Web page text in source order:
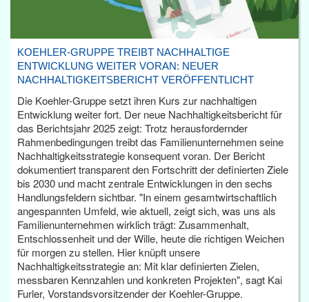
KOEHLER-GRUPPE TREIBT NACHHALTIGE
ENTWICKLUNG WEITER VORAN: NEUER
NACHHALTIGKEITSBERICHT VERÖFFENTLICHT
Die Koehler-Gruppe setzt ihren Kurs zur nachhaltigen
Entwicklung weiter fort. Der neue Nachhaltigkeitsbericht für
das Berichtsjahr 2025 zeigt: Trotz herausfordernder
Rahmenbedingungen treibt das Familienunternehmen seine
Nachhaltigkeitsstrategie konsequent voran. Der Bericht
dokumentiert transparent den Fortschritt der definierten Ziele
bis 2030 und macht zentrale Entwicklungen in den sechs
Handlungsfeldern sichtbar. "In einem gesamtwirtschaftlich
angespannten Umfeld, wie aktuell, zeigt sich, was uns als
Familienunternehmen wirklich trägt: Zusammenhalt,
Entschlossenheit und der Wille, heute die richtigen Weichen
für morgen zu stellen. Hier knüpft unsere
Nachhaltigkeitsstrategie an: Mit klar definierten Zielen,
messbaren Kennzahlen und konkreten Projekten", sagt Kai
Furler, Vorstandsvorsitzender der Koehler-Gruppe.